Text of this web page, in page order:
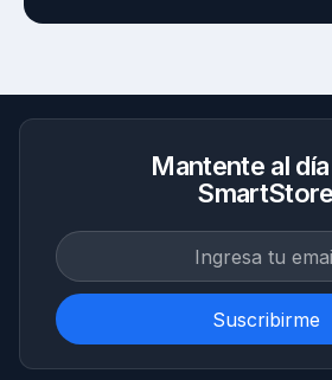
Mantente al
SmartStore
Suscribirme